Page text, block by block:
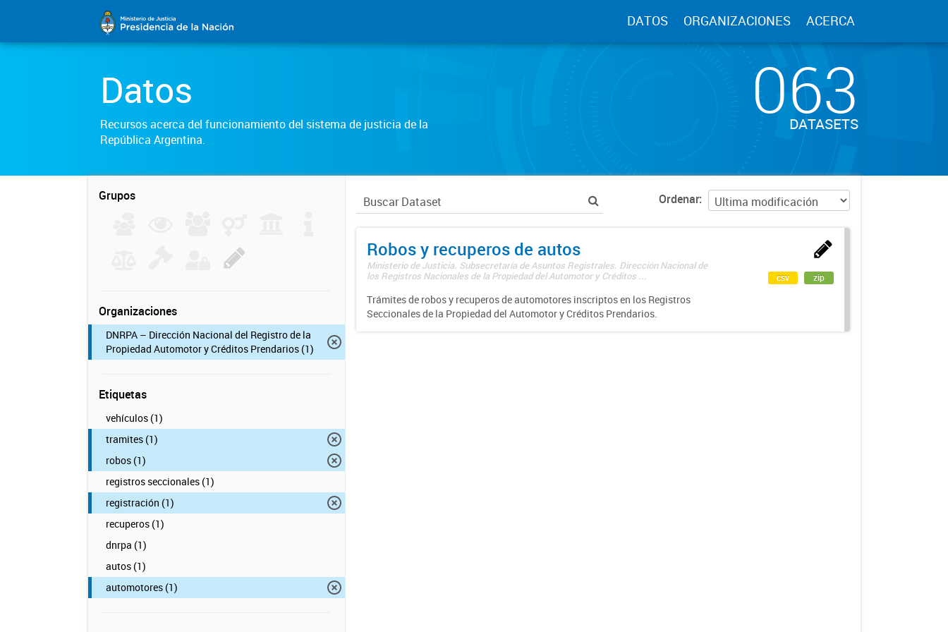
DATOS ORGANIZACIONES ACERCA
Datos
Recursos acerca del funcionamiento del sistema de justicia de la
República Argentina.
063
DATASETS
Grupos
Organizaciones
DNRPA – Dirección Nacional del Registro de la
Propiedad Automotor y Créditos Prendarios (1)
Etiquetas
vehículos (1)
tramites (1)
robos (1)
registros seccionales (1)
registración (1)
recuperos (1)
dnrpa (1)
autos (1)
automotores (1)
Ordenar
Robos y recuperos de autos
Ministerio de Justicia. Subsecretaría de Asuntos Registrales. Dirección Nacional de
los Registros Nacionales de la Propiedad del Automotor y Créditos ...
Trámites de robos y recuperos de automotores inscriptos en los Registros
Seccionales de la Propiedad del Automotor y Créditos Prendarios.
csv zip